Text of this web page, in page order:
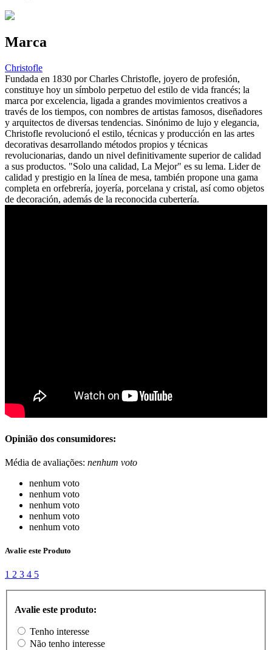
Marca
Christofle
Fundada en 1830 por Charles Christofle, joyero de profesión,
constituye hoy un símbolo perpetuo del estilo de vida francés; la
marca por excelencia, ligada a grandes movimientos creativos a
través de los tiempos, con nombres de artistas famosos, diseñadores
y arquitectos de diversas tendencias. Sinónimo de lujo y elegancia,
Christofle revolucionó el estilo, técnicas y producción en las artes
decorativas desarrollando métodos propios y técnicas
revolucionarias, dando un nivel definitivamente superior de calidad
a sus productos. "Solo una calidad, La Mejor" es su lema. Lider de
calidad y prestigio en la línea de mesa, también propone una gama
completa en orfebrería, joyería, porcelana y cristal, así como objetos
de decoración, además de la reconocida cubertería.
Opinião dos consumidores:
Média de avaliações: nenhum voto
nenhum voto
nenhum voto
nenhum voto
nenhum voto
nenhum voto
Avalie este Produto
1 2 3 4 5
Avalie este produto:
Tenho interesse
Não tenho interesse